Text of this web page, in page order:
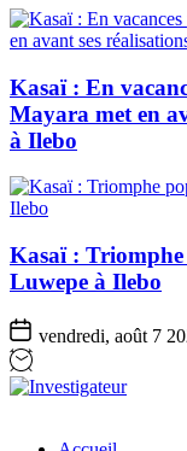
Kasaï : En
Mayara met en
à Ilebo
Kasaï :
Luwepe à Ilebo
vendredi, août 7